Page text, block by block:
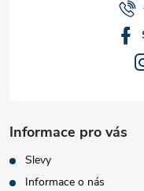
Informace pro vás
Slevy
Informace o nás